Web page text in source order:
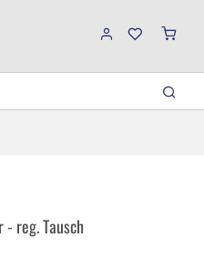
reg. Tausch